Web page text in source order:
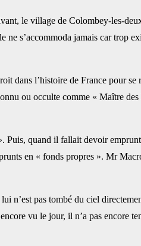
le village de Colombey-les-
ne s’accommoda jamais car trop
dans l’histoire de France pour se
ou occulte comme « Maître
Puis, quand il fallait devoir
en « fonds propres ». Mr
n’est pas tombé du ciel
vu le jour, il n’a pas encore